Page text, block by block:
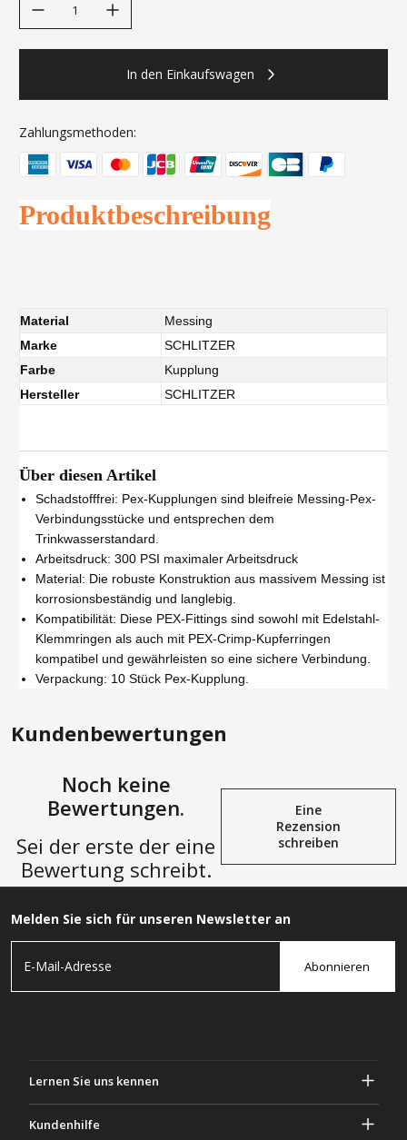
In den Einkaufswagen
Zahlungsmethoden:
Produktbeschreibung
Material
Messing
Marke
SCHLITZER
Farbe
Kupplung
Hersteller
SCHLITZER
Über diesen Artikel
Schadstofffrei: Pex-Kupplungen sind bleifreie Messing-Pex-
Verbindungsstücke und entsprechen dem
Trinkwasserstandard.
Arbeitsdruck: 300 PSI maximaler Arbeitsdruck
Material: Die robuste Konstruktion aus massivem Messing ist
korrosionsbeständig und langlebig.
Kompatibilität: Diese PEX-Fittings sind sowohl mit Edelstahl-
Klemmringen als auch mit PEX-Crimp-Kupferringen
kompatibel und gewährleisten so eine sichere Verbindung.
Verpackung: 10 Stück Pex-Kupplung.
Kundenbewertungen
Noch keine
Bewertungen.
Sei der erste der eine
Bewertung schreibt.
Eine
Rezension
schreiben
Melden Sie sich für unseren Newsletter an
Abonnieren
Lernen Sie uns kennen
Kundenhilfe